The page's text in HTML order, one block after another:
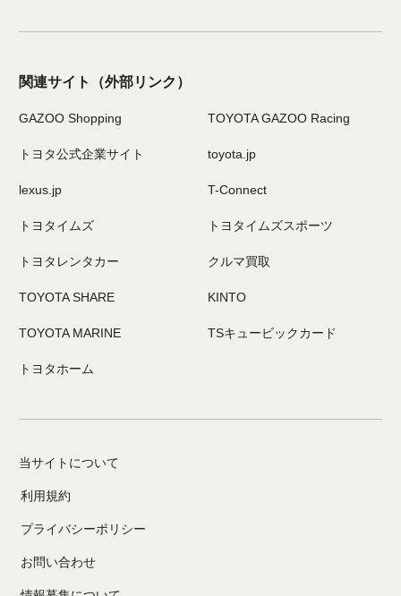
関連サイト （外部リンク）
GAZOO Shopping TOYOTA GAZOO Racing
トヨタ公式企業サイト toyota.jp
lexus.jp T-Connect
トヨタイムズ トヨタイムズスポーツ
トヨタレンタカー クルマ買取
TOYOTA SHARE KINTO
TOYOTA MARINE TSキュービックカード
トヨタホーム
当サイトについて
利用規約
プライバシーポリシー
お問い合わせ